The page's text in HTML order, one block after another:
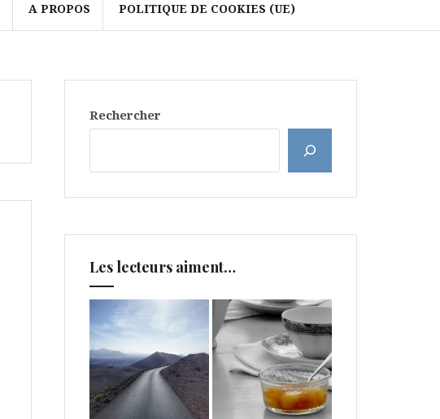
A PROPOS POLITIQUE DE COOKIES (UE)
Rechercher
Les lecteurs aiment…